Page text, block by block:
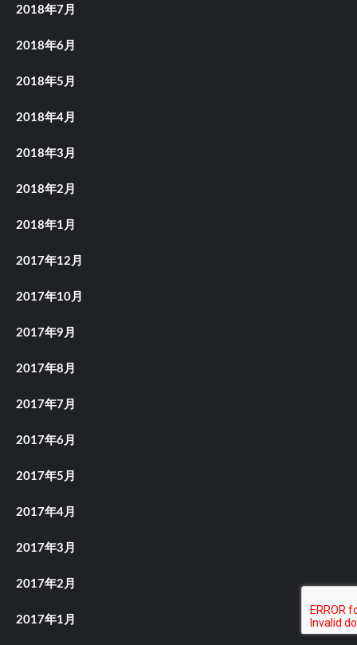
2018年7月
2018年6月
2018年5月
2018年4月
2018年3月
2018年2月
2018年1月
2017年12月
2017年10月
2017年9月
2017年8月
2017年7月
2017年6月
2017年5月
2017年4月
2017年3月
2017年2月
2017年1月